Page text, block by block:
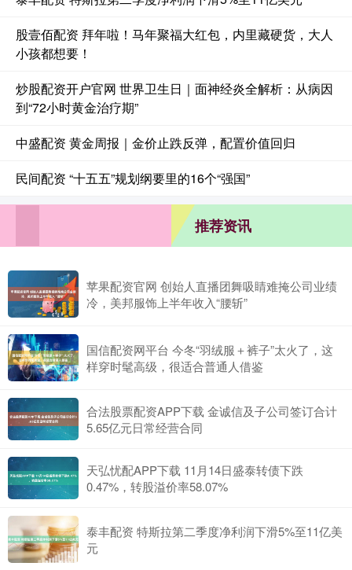
股壹佰配资 拜年啦！马年聚福大红包，内里藏硬货，大人
小孩都想要！
炒股配资开户官网 世界卫生日｜面神经炎全解析：从病因
到“72小时黄金治疗期”
中盛配资 黄金周报｜金价止跌反弹，配置价值回归
民间配资 “十五五”规划纲要里的16个“强国”
推荐资讯
苹果配资官网 创始人直播团舞吸睛难掩公司业绩
冷，美邦服饰上半年收入“腰斩”
国信配资网平台 今冬“羽绒服＋裤子”太火了，这
样穿时髦高级，很适合普通人借鉴
合法股票配资APP下载 金诚信及子公司签订合计
5.65亿元日常经营合同
天弘忧配APP下载 11月14日盛泰转债下跌
0.47%，转股溢价率58.07%
泰丰配资 特斯拉第二季度净利润下滑5%至11亿美
元